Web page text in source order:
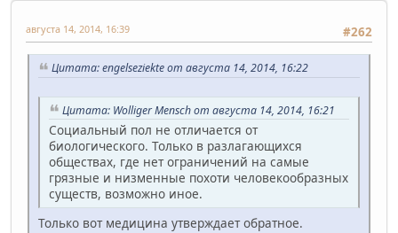
#262
августа 14, 2014, 16:39
Цитата: engelseziekte от августа 14, 2014, 16:22
Цитата: Wolliger Mensch от августа 14, 2014, 16:21
Социальный пол не отличается от
биологического. Только в разлагающихся
обществах, где нет ограничений на самые
грязные и низменные похоти человекообразных
существ, возможно иное.
Только вот медицина утверждает обратное.